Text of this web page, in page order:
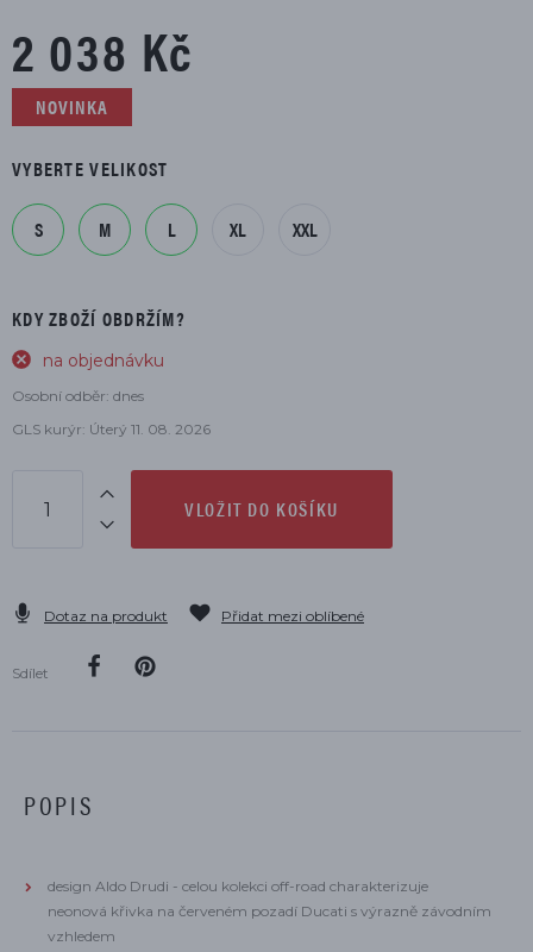
2 038 Kč
NOVINKA
VYBERTE VELIKOST
S M L XL XXL
KDY ZBOŽÍ OBDRŽÍM?
na objednávku
Osobní odběr: dnes
GLS kurýr: Úterý 11. 08. 2026
VLOŽIT DO KOŠÍKU
Dotaz na produkt Přidat mezi oblíbené
Sdílet
POPIS
design Aldo Drudi - celou kolekci off-road charakterizuje
neonová křivka na červeném pozadí Ducati s výrazně závodním
vzhledem